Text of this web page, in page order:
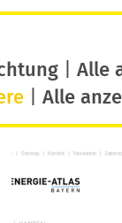
| Alle
Alle